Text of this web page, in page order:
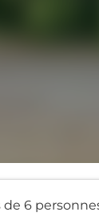
6